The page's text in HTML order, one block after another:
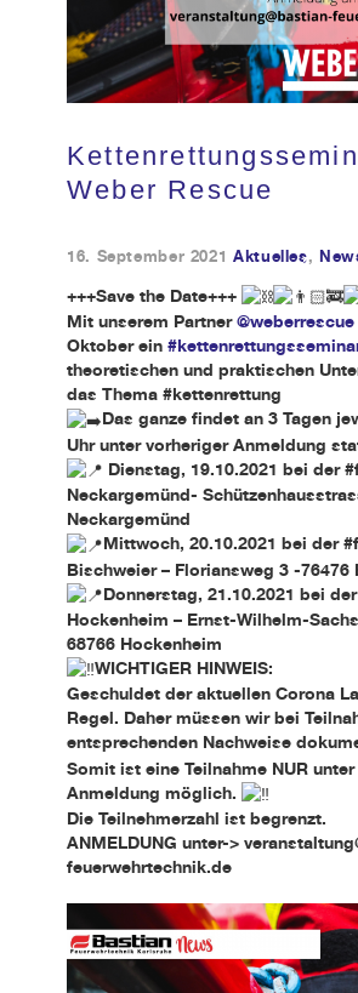
Partner
Kundendienst
Kontakt
Weber Rescue
16. September 2021 Aktuelles,
+++Save the Date+++
Mit unserem Partner@weberrescue
Oktober ein
theoretischen und praktischen
das Thema #kettenrettung
Das ganze findet an 3 Tagen
Uhr unter vorheriger Anmeldung
Dienstag, 19.10.2021 bei der
Neckargemünd-
Neckargemünd
Mittwoch, 20.10.2021 bei der
Bischweier – Floriansweg 3 -76476
Donnerstag, 21.10.2021 bei
Hockenheim – Ernst-Wilhelm-
68766 Hockenheim
WICHTIGER HINWEIS:
Geschuldet der aktuellen Corona
Regel. Daher müssen wir bei
entsprechenden Nachweise
Somit ist eine Teilnahme NUR
Anmeldung möglich.
Die Teilnehmerzahl ist begrenzt.
ANMELDUNG unter->
feuerwehrtechnik.de